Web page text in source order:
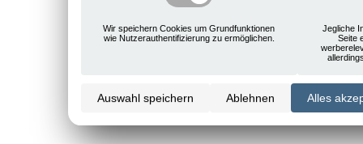
Wir speichern Cookies um Grundfunktionen
wie Nutzerauthentifizierung zu ermöglichen.
Jegliche
Seite
Auswahl speichern Ablehnen Alles